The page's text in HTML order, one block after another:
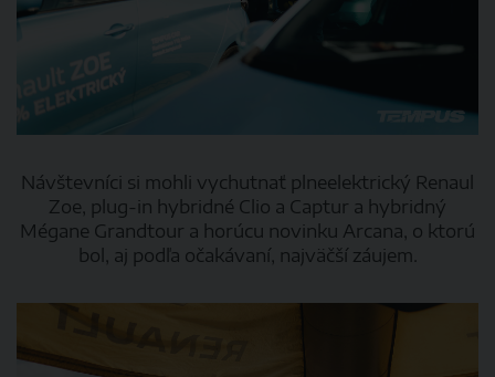
Návštevníci si mohli vychutnať plneelektrický Renaul
Zoe, plug-in hybridné Clio a Captur a hybridný
Mégane Grandtour a horúcu novinku Arcana, o ktorú
bol, aj podľa očakávaní, najväčší záujem.